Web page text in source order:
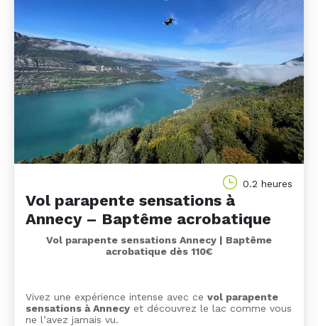
0.2 heures
Vol parapente sensations à
Annecy – Baptême acrobatique
Vol parapente sensations Annecy | Baptême
acrobatique dès 110€
Vivez une expérience intense avec ce vol parapente
sensations à Annecy et découvrez le lac comme vous
ne l’avez jamais vu.